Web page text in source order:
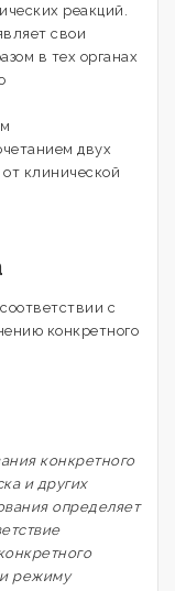
реакций.
свои
в тех органах
двух
клинической
с
конкретного
конкретного
и других
определяет
режиму